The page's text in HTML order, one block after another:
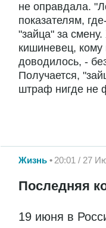
не оправдала.
показателям,
"зайца" за
кишиневец, кому
доводилось, -
Получается,
штраф нигде не
Жизнь 20:01 / 27
Последняя
19 июня в